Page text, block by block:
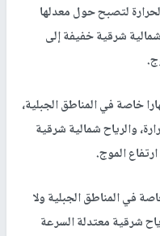
لتصبح حول معدلها
شرقية خفيفة إلى
خاصة في المناطق الجبلية،
والرياح شمالية شرقية
الموج.
في المناطق الجبلية ولا
شرقية معتدلة السرعة